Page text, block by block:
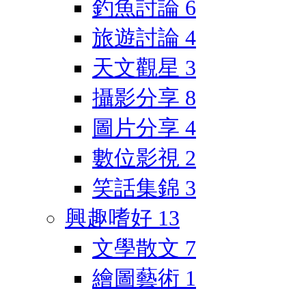
釣魚討論 6
旅遊討論 4
天文觀星 3
攝影分享 8
圖片分享 4
數位影視 2
笑話集錦 3
興趣嗜好 13
文學散文 7
繪圖藝術 1